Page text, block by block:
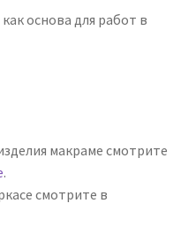
основа для работ в
макраме смотрите
.
смотрите в